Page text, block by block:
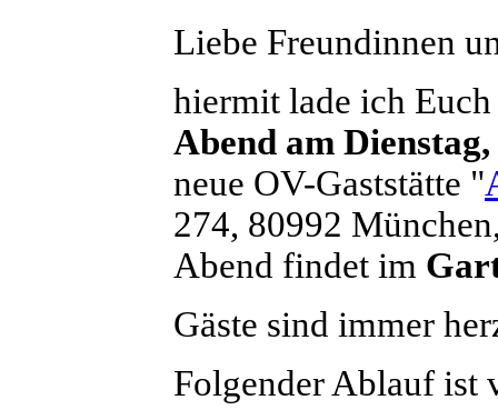
Liebe Freundinnen
hiermit lade ich
Abend am Dienstag,
neue OV-Gaststätte "
274, 80992
Abend findet im
Gäste sind immer
Folgender Ablauf ist